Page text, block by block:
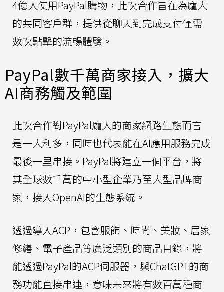
4億人使用PayPal購物，此次合作旨在為龐大
的共同客戶群，提供從聊天到完成支付僅需
數次點擊的流暢體驗。
PayPal數千萬商家接入，擴大
AI商務觸及範圍
此次合作對PayPal龐大的商家網路生態而言
是一大利多，同時也代表能在AI應用服務完成
最後一里串接。PayPal將建立一個平台，將
其全球數千萬的中小型企業乃至大型品牌商
家，接入OpenAI的生態系統。
透過導入ACP，包含服飾、時尚、美妝、居家
修繕、電子產品等廣泛類別的商品目錄，將
能透過PayPal的ACP伺服器，與ChatGPT的商
務功能直接串連，意味未來將有數百萬種商